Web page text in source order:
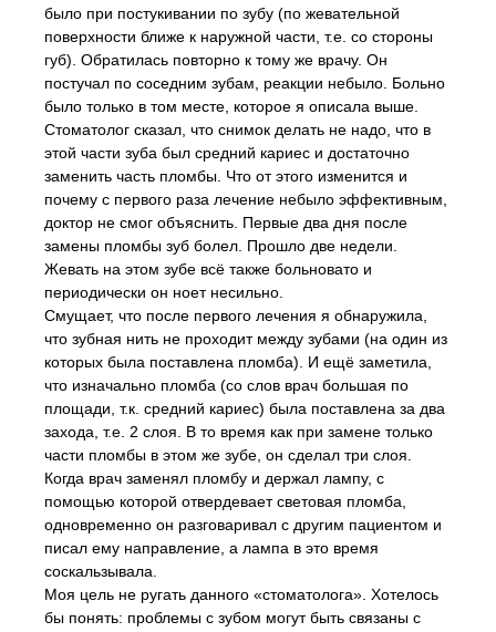
было при постукивании по зубу (по жевательной
поверхности ближе к наружной части, т.е. со стороны
губ). Обратилась повторно к тому же врачу. Он
постучал по соседним зубам, реакции небыло. Больно
было только в том месте, которое я описала выше.
Стоматолог сказал, что снимок делать не надо, что в
этой части зуба был средний кариес и достаточно
заменить часть пломбы. Что от этого изменится и
почему с первого раза лечение небыло эффективным,
доктор не смог объяснить. Первые два дня после
замены пломбы зуб болел. Прошло две недели.
Жевать на этом зубе всё также больновато и
периодически он ноет несильно.
Смущает, что после первого лечения я обнаружила,
что зубная нить не проходит между зубами (на один из
которых была поставлена пломба). И ещё заметила,
что изначально пломба (со слов врач большая по
площади, т.к. средний кариес) была поставлена за два
захода, т.е. 2 слоя. В то время как при замене только
части пломбы в этом же зубе, он сделал три слоя.
Когда врач заменял пломбу и держал лампу, с
помощью которой отвердевает световая пломба,
одновременно он разговаривал с другим пациентом и
писал ему направление, а лампа в это время
соскальзывала.
Моя цель не ругать данного «стоматолога». Хотелось
бы понять: проблемы с зубом могут быть связаны с